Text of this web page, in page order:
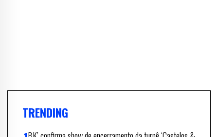
TRENDING